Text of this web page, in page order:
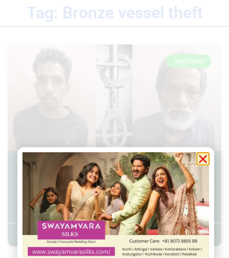
Tag: Bronze vessel theft
ആറ്റിങ്ങൽ
ആറ്റിങ്ങലിൽ ക്ഷേത്രത്തിൽ
മോഷണം നടത്തിയ പ്രതികൾ
അറസ്റ്റിൽ
Admin YS July 29, 2025 8:15 pm